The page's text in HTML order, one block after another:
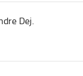
Dej.